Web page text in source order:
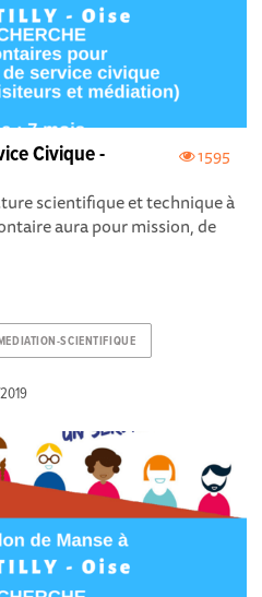
1595
Civique -
scientifique et technique à
aura pour mission, de
SCIENTIFIQUE